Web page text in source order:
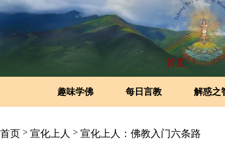
首页
趣味学佛 每日言教 解惑之
首页 > 宣化上人 > 宣化上人：佛教入门六条路